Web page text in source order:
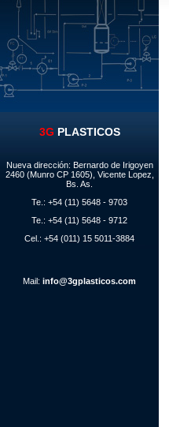
3G PLASTICOS
Nueva dirección: Bernardo de Irigoyen
2460 (Munro CP 1605), Vicente Lopez,
Bs. As.
Te.: +54 (11) 5648 - 9703
Te.: +54 (11) 5648 - 9712
Cel.: +54 (011) 15 5011-3884
Mail: info@3gplasticos.com